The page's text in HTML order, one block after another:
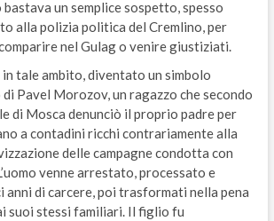
un semplice sospetto, spesso
alla polizia politica del Cremlino, per
nel Gulag o venire giustiziati.
tale ambito, diventato un simbolo
Pavel Morozov, un ragazzo che secondo
di Mosca denunciò il proprio padre per
a contadini ricchi contrariamente alla
delle campagne condotta con
venne arrestato, processato e
anni di carcere, poi trasformati nella pena
suoi stessi familiari. Il figlio fu